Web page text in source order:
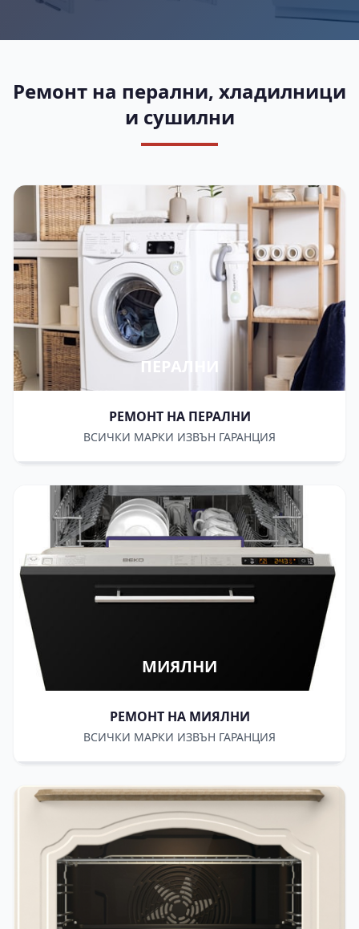
Ремонт на перални, хладилници
и сушилни
ПЕРАЛНИ
РЕМОНТ НА ПЕРАЛНИ
ВСИЧКИ МАРКИ ИЗВЪН ГАРАНЦИЯ
МИЯЛНИ
РЕМОНТ НА МИЯЛНИ
ВСИЧКИ МАРКИ ИЗВЪН ГАРАНЦИЯ